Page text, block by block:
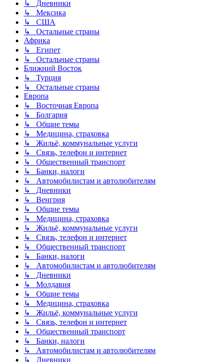
↳ Дневники
↳ Мексика
↳ США
↳ Остальные страны
Африка
↳ Египет
↳ Остальные страны
Ближний Восток
↳ Турция
↳ Остальные страны
Европа
↳ Восточная Европа
↳ Болгария
↳ Общие темы
↳ Медицина, страховка
↳ Жильё, коммунальные услуги
↳ Связь, телефон и интернет
↳ Общественный транспорт
↳ Банки, налоги
↳ Автомобилистам и автолюбителям
↳ Дневники
↳ Венгрия
↳ Общие темы
↳ Медицина, страховка
↳ Жильё, коммунальные услуги
↳ Связь, телефон и интернет
↳ Общественный транспорт
↳ Банки, налоги
↳ Автомобилистам и автолюбителям
↳ Дневники
↳ Молдавия
↳ Общие темы
↳ Медицина, страховка
↳ Жильё, коммунальные услуги
↳ Связь, телефон и интернет
↳ Общественный транспорт
↳ Банки, налоги
↳ Автомобилистам и автолюбителям
↳ Дневники